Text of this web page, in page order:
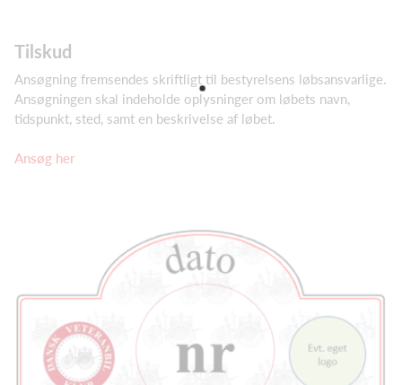
Tilskud
Ansøgning fremsendes skriftligt til bestyrelsens løbsansvarlige.
Ansøgningen skal indeholde oplysninger om løbets navn,
tidspunkt, sted, samt en beskrivelse af løbet.
Ansøg her